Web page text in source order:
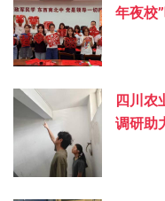
年夜校
四川农
调研助